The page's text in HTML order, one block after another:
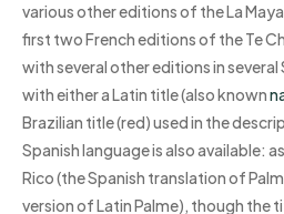
various other editions of the La
first two French editions of the Te
with several other editions in
with either a Latin title (also known
Brazilian title (red) used in the
Spanish language is also available:
Rico (the Spanish translation of
version of Latin Palme), though the